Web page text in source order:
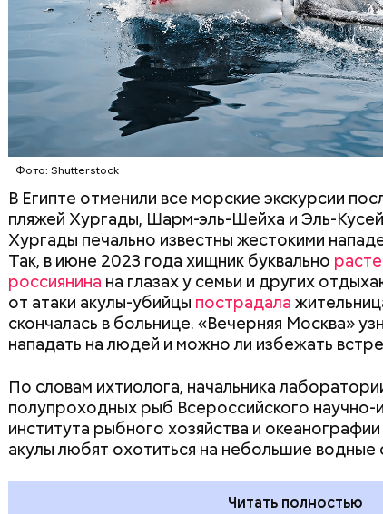
шевеления пальцами ног
Международный день
какие
отмечают в России
День
горизонта и
курсанта:
отмечают в
августа
Фото: Shutterstock
В Египте отменили все морские экскурсии
пляжей Хургады, Шарм-эль-Шейха и Эль-
Хургады печально известны жестокими
Так, в июне 2023 года хищник буквально
россиянина на глазах у семьи и других
от атаки акулы-убийцы пострадала
скончалась в больнице. «Вечерняя Москва»
нападать на людей и можно ли избежать
По словам ихтиолога, начальника
полупроходных рыб Всероссийского научно-
института рыбного хозяйства и
акулы любят охотиться на небольшие водные
Читать полностью